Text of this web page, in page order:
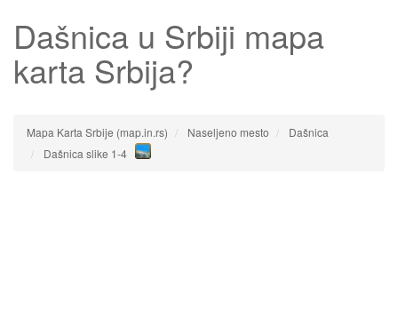
Dašnica u Srbiji mapa
karta Srbija?
Mapa Karta Srbije (map.in.rs) Naseljeno mesto
Dašnica
Dašnica slike 1-4